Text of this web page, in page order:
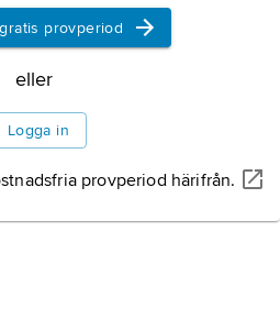
artikeln
provperiod
eller
Logga in
provperiod härifrån.